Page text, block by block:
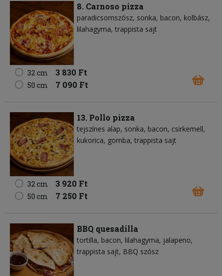
8. Carnoso pizza
paradicsomszósz sonka bacon kolbász
lilahagyma trappista sajt
32 cm 3 830 Ft
50 cm 7 090 Ft
13. Pollo pizza
tejszínes alap sonka bacon csirkemell
kukorica gomba trappista sajt
32 cm 3 920 Ft
50 cm 7 250 Ft
BBQ quesadilla
tortilla bacon lilahagyma jalapeno
trappista sajt BBQ szósz